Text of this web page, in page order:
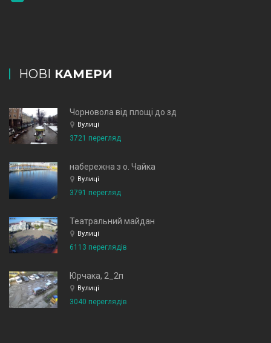
НОВІ КАМЕРИ
Чорновола від площі до зд
Вулиці
3721 перегляд
набережна з о. Чайка
Вулиці
3791 перегляд
Театральний майдан
Вулиці
6113 переглядів
Юрчака, 2_2п
Вулиці
3040 переглядів